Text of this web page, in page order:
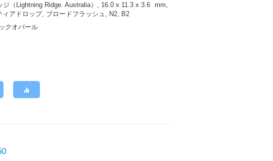
ジ（Lightning Ridge. Australia）, 16.0 x 11.3 x 3.6 mm
アドロップ, ブロードフラッシュ, N2, B2
クオパール